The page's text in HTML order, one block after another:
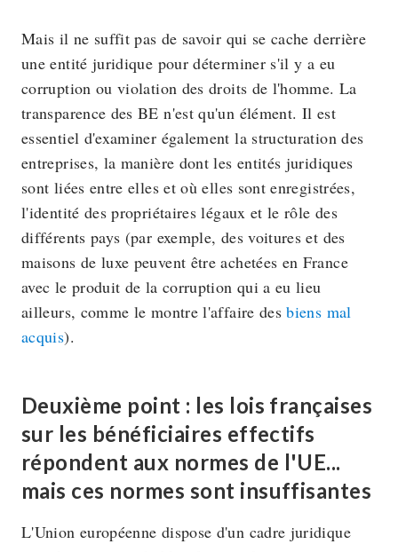
Mais il ne suffit pas de savoir qui se cache derrière
une entité juridique pour déterminer s'il y a eu
corruption ou violation des droits de l'homme. La
transparence des BE n'est qu'un élément. Il est
essentiel d'examiner également la structuration des
entreprises, la manière dont les entités juridiques
sont liées entre elles et où elles sont enregistrées,
l'identité des propriétaires légaux et le rôle des
différents pays (par exemple, des voitures et des
maisons de luxe peuvent être achetées en France
avec le produit de la corruption qui a eu lieu
ailleurs, comme le montre l'affaire desbiens mal
acquis).
Deuxième point : les lois françaises
sur les bénéficiaires effectifs
répondent aux normes de l'UE...
mais ces normes sont insuffisantes
L'Union européenne dispose d'un cadre juridique